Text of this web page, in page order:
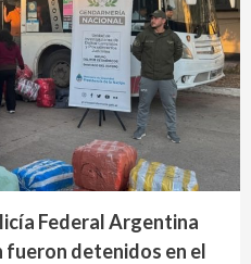
Federal Argentina
fueron detenidos en el